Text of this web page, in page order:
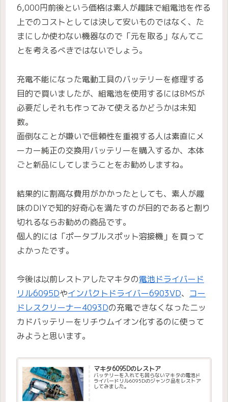
6,000円前後という価格は素人が趣味で組電池を作る
上でのコストとしては決して安いものではなく、た
まにしか使わない機器なので「元を取る」なんてこ
とを考えるべきではないでしょう。
充電不能になった電動工具のバッテリーを修理する
目的で買いましたが、組電池を使用するにはBMSが
必要だしそれも作ってみて使えるかどうかは未知
数。
面倒なことが嫌いで信頼性を重視する人は素直にメ
ーカー純正の交換用バッテリーを購入するか、本体
ごと新品にしてしまうことをお勧めしますね。
結果的に割高な費用がかかったとしても、素人が趣
味のDIYで知的好奇心を満たすのが目的であると割り
切れるならお勧めの商品です。
個人的には「ポータブルスポット溶接機」を買って
よかったです。
今後は以前レストアしたマキタの電池ドライバード
リル6095Dやインパクトドライバー6903VD、 コー
ドレスクリーナー4093Dの充電できなくなったニッ
カドバッテリーをリチウムイオン化するのに使って
みようと思います。
マキタ6095Dのレストア
バッテリーを入れても回らないマキタの電池ド
ライバードリル6095Dのジャンク品をレストア
してみました。